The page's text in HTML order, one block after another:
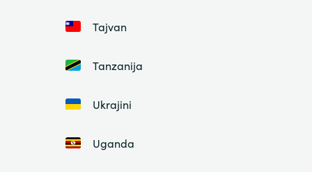
Tajvan
Tanzanija
Ukrajini
Uganda